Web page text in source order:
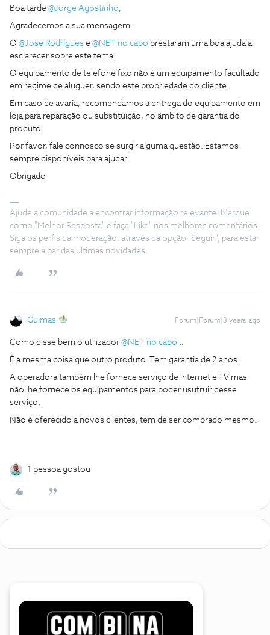
Boa tarde @Jorge Agostinho,
Agradecemos a sua mensagem.
O @Jose Rodrigues e @NET no cabo prestaram uma boa ajuda a
esclarecer sobre este tema.
O equipamento de telefone fixo não é um equipamento facultado
em regime de aluguer, sendo este propriedade do cliente.
Em caso de avaria, recomendamos a entrega do equipamento em
loja para reparação ou substituição, no âmbito de garantia do
produto.
Por favor, fale connosco se surgir alguma questão. Estamos
sempre disponíveis para ajudar.
Obrigado
Ajude a comunidade a encontrar informação relevante. Marque
como "Melhor Resposta" e faça "Like" nos melhores comentários.
Siga os perfis da moderação, através da opção "Seguir", para estar
sempre a par das ultimas novidades.
Guimas Forum|Forum|3 years ago
Como disse bem o utilizador @NET no cabo ..
É a mesma coisa que outro produto. Tem garantia de 2 anos.
A operadora também lhe fornece serviço de internet e TV mas
não lhe fornece os equipamentos para poder usufruir desse
serviço.
Não é oferecido a novos clientes, tem de ser comprado mesmo.
1 pessoa gostou